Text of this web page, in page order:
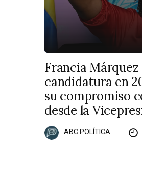
Francia
candidatura en
su compromiso
desde la
ABC POLÍTICA